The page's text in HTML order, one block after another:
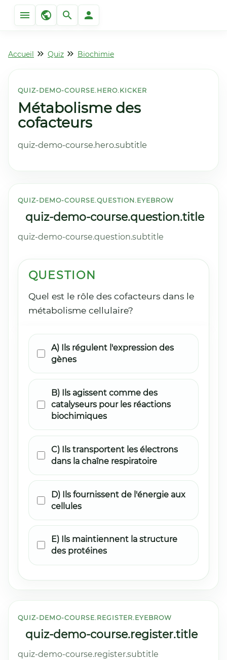
Accueil Quiz Biochimie
QUIZ-DEMO-COURSE.HERO.KICKER
Métabolisme des
cofacteurs
quiz-demo-course.hero.subtitle
QUIZ-DEMO-COURSE.QUESTION.EYEBROW
quiz-demo-course.question.title
quiz-demo-course.question.subtitle
QUESTION
Quel est le rôle des cofacteurs dans le
métabolisme cellulaire?
A) Ils régulent l'expression des
gènes
B) Ils agissent comme des
catalyseurs pour les réactions
biochimiques
C) Ils transportent les électrons
dans la chaîne respiratoire
D) Ils fournissent de l'énergie aux
cellules
E) Ils maintiennent la structure
des protéines
QUIZ-DEMO-COURSE.REGISTER.EYEBROW
quiz-demo-course.register.title
quiz-demo-course.register.subtitle